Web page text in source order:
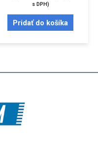
s DPH)
Pridať do košíka